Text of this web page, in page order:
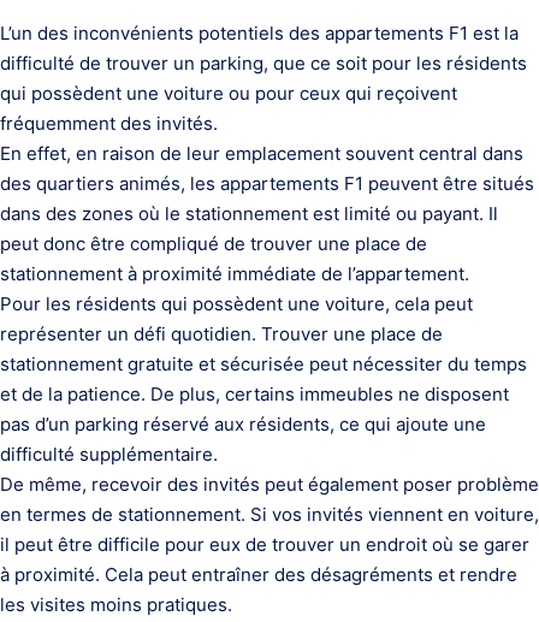
L’un des inconvénients potentiels des appartements F1 est la
difficulté de trouver un parking, que ce soit pour les résidents
qui possèdent une voiture ou pour ceux qui reçoivent
fréquemment des invités.
En effet, en raison de leur emplacement souvent central dans
des quartiers animés, les appartements F1 peuvent être situés
dans des zones où le stationnement est limité ou payant. Il
peut donc être compliqué de trouver une place de
stationnement à proximité immédiate de l’appartement.
Pour les résidents qui possèdent une voiture, cela peut
représenter un défi quotidien. Trouver une place de
stationnement gratuite et sécurisée peut nécessiter du temps
et de la patience. De plus, certains immeubles ne disposent
pas d’un parking réservé aux résidents, ce qui ajoute une
difficulté supplémentaire.
De même, recevoir des invités peut également poser problème
en termes de stationnement. Si vos invités viennent en voiture,
il peut être difficile pour eux de trouver un endroit où se garer
à proximité. Cela peut entraîner des désagréments et rendre
les visites moins pratiques.